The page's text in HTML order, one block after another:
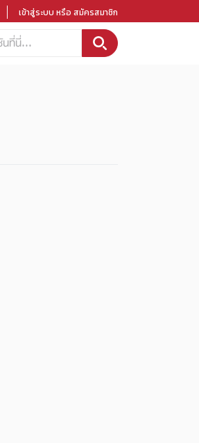
เข้าสู่ระบบ หรือ สมัครสมาชิก